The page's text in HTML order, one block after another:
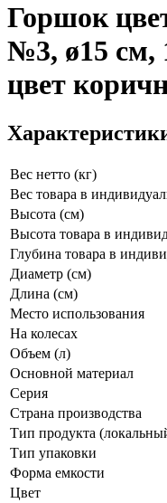
Горшок
№3, ø15 см,
цвет
Вес нетто (кг)
Вес товара в
Высота (см)
Высота товара в
Глубина товара в
Диаметр (см)
Длина (см)
Место использования
На колесах
Объем (л)
Основной материал
Серия
Страна производства
Тип продукта
Тип упаковки
Форма емкости
Цвет